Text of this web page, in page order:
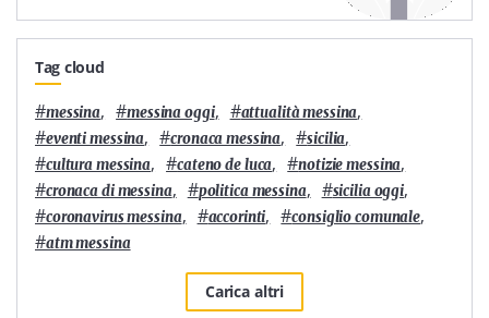
Tag cloud
#messina, #messina oggi, #attualità messina,
#eventi messina, #cronaca messina, #sicilia,
#cultura messina, #cateno de luca, #notizie messina,
#cronaca di messina, #politica messina, #sicilia oggi,
#coronavirus messina, #accorinti, #consiglio comunale,
#atm messina
Carica altri